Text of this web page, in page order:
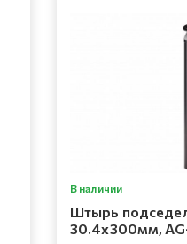
В наличии
Штырь
30.4x300мм,